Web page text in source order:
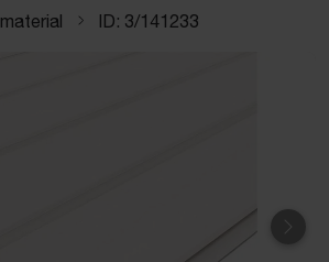
ID: 3/141233